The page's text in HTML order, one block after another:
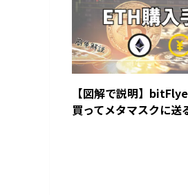
【図解で説明】
買ってメタマスクに送